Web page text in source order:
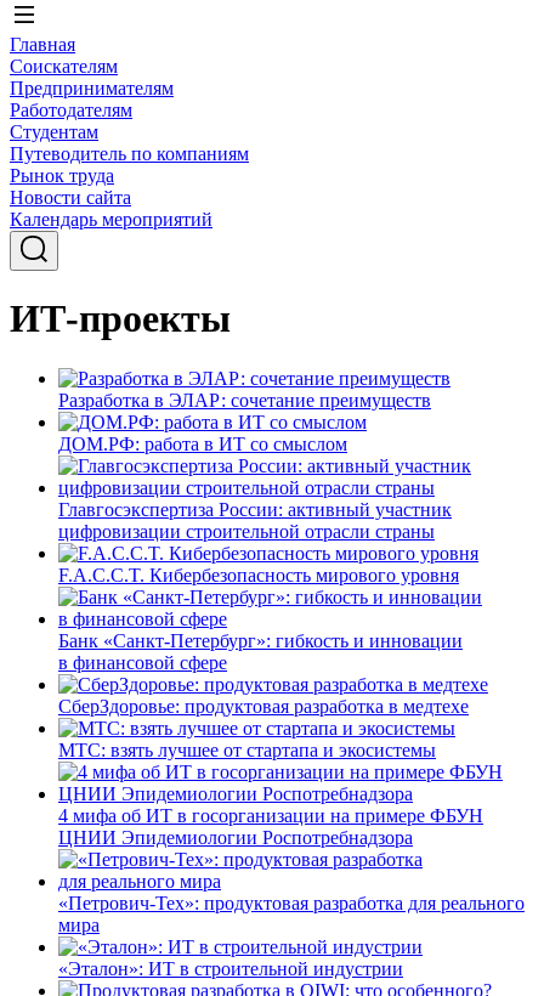
Главная
Соискателям
Предпринимателям
Работодателям
Студентам
Путеводитель по компаниям
Рынок труда
Новости сайта
Календарь мероприятий
ИТ-проекты
Разработка в ЭЛАР: сочетание преимуществ
ДОМ.РФ: работа в ИТ со смыслом
Главгосэкспертиза России: активный участник
цифровизации строительной отрасли страны
F.A.C.C.T. Кибербезопасность мирового уровня
Банк «Санкт-Петербург»: гибкость и инновации
в финансовой сфере
СберЗдоровье: продуктовая разработка в медтехе
МТС: взять лучшее от стартапа и экосистемы
4 мифа об ИТ в госорганизации на примере ФБУН
ЦНИИ Эпидемиологии Роспотребнадзора
«Петрович-Тех»: продуктовая разработка для реального
мира
«Эталон»: ИТ в строительной индустрии